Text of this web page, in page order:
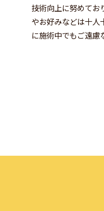
技術向上に努めてお
やお好みなどは十人
に施術中でもご遠慮